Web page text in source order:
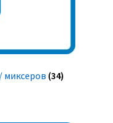
миксеров (34)